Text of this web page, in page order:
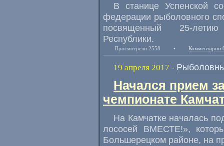
В станице Успенской
федерации рыболовного
посвященный 25-летию
Республики.
Просмотрели 2558 • Комментарии
19 апреля 2017 -
Начался прием
чемпионате
На Камчатке началась
лососей ВМЕСТЕ!»,
Большерецком районе, на